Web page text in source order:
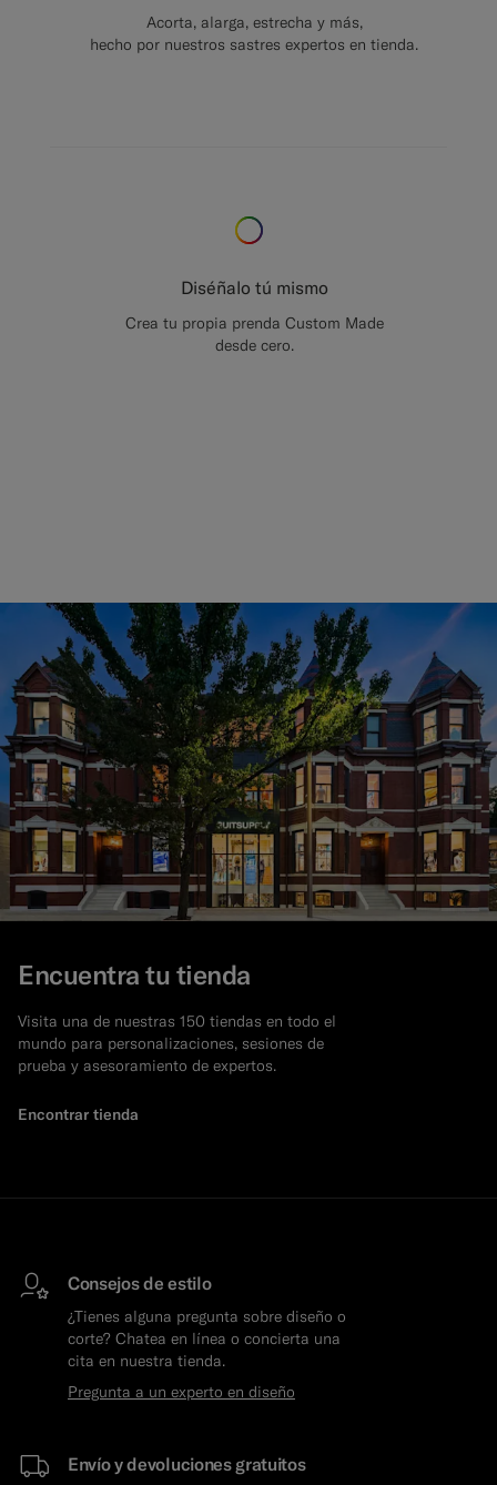
Acorta, alarga, estrecha y más,
hecho por nuestros sastres expertos en tienda.
Diséñalo tú mismo
Crea tu propia prenda Custom Made
desde cero.
Encuentra tu tienda
Visita una de nuestras 150 tiendas en todo el
mundo para personalizaciones, sesiones de
prueba y asesoramiento de expertos.
Encontrar tienda
Consejos de estilo
¿Tienes alguna pregunta sobre diseño o
corte? Chatea en línea o concierta una
cita en nuestra tienda.
Pregunta a un experto en diseño
Envío y devoluciones gratuitos